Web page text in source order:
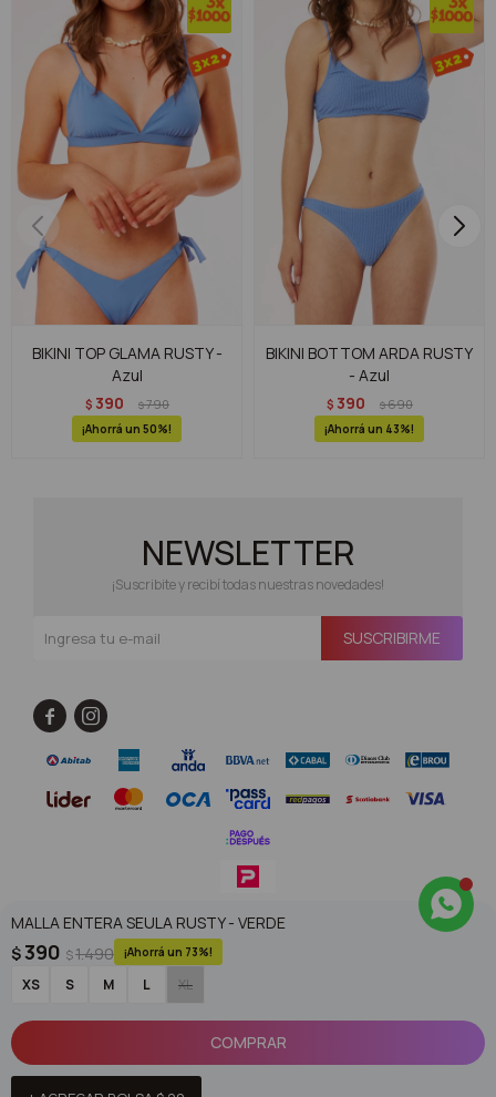
MALLA ENTERA SEULA RUSTY - VERDE
$390 $1.490 73
XS S M L XL
COMPRAR
BIKINI TOP GLAMA RUSTY -
Azul
$ 390 $790
50
BIKINI BOTTOM ARDA RUSTY
- Azul
$ 390 $690
43
NEWSLETTER
¡Suscribite y recibí todas nuestras novedades!
SUSCRIBIRME
 
© Copyright 2026 / Superoutlet / FORTER S.A Rut 213720560017